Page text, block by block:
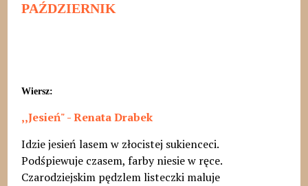
PAŹDZIERNIK
Wiersz:
,,Jesień" - Renata Drabek
Idzie jesień lasem w złocistej sukienceci.
Podśpiewuje czasem, farby niesie w ręce.
Czarodziejskim pędzlem listeczki maluje